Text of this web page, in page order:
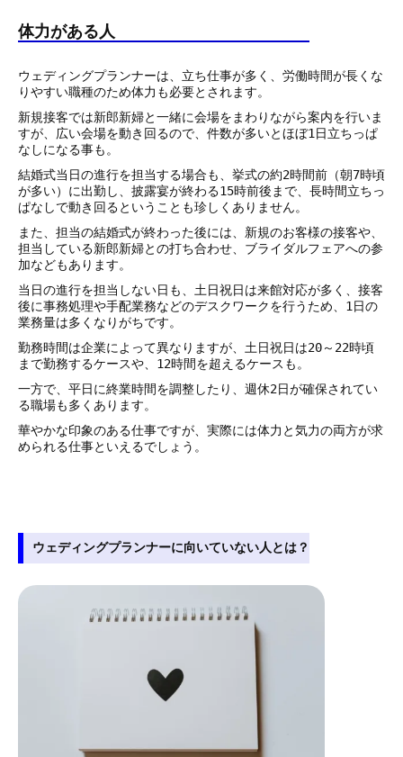
体力がある人
ウェディングプランナーは、立ち仕事が多く、労働時間が長くな
りやすい職種のため体力も必要とされます。
新規接客では新郎新婦と一緒に会場をまわりながら案内を行いま
すが、広い会場を動き回るので、件数が多いとほぼ1日立ちっぱ
なしになる事も。
結婚式当日の進行を担当する場合も、挙式の約2時間前（朝7時頃
が多い）に出勤し、披露宴が終わる15時前後まで、長時間立ちっ
ぱなしで動き回るということも珍しくありません。
また、担当の結婚式が終わった後には、新規のお客様の接客や、
担当している新郎新婦との打ち合わせ、ブライダルフェアへの参
加などもあります。
当日の進行を担当しない日も、土日祝日は来館対応が多く、接客
後に事務処理や手配業務などのデスクワークを行うため、1日の
業務量は多くなりがちです。
勤務時間は企業によって異なりますが、土日祝日は20～22時頃
まで勤務するケースや、12時間を超えるケースも。
一方で、平日に終業時間を調整したり、週休2日が確保されてい
る職場も多くあります。
華やかな印象のある仕事ですが、実際には体力と気力の両方が求
められる仕事といえるでしょう。
ウェディングプランナーに向いていない人とは？